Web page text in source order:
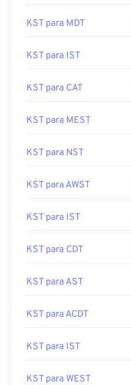
KST para MDT
KST para IST
KST para CAT
KST para MEST
KST para NST
KST para AWST
KST para IST
KST para CDT
KST para AST
KST para ACDT
KST para IST
KST para WEST